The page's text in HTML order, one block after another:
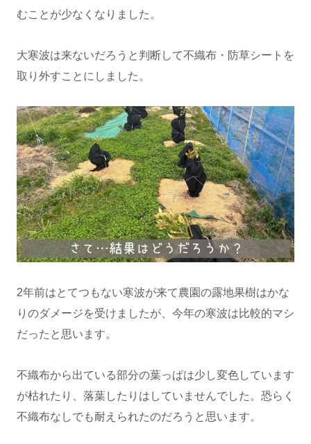
むことが少なくなりました。
大寒波は来ないだろうと判断して不織布・防草シートを
取り外すことにしました。
2年前はとてつもない寒波が来て農園の露地果樹はかな
りのダメージを受けましたが、今年の寒波は比較的マシ
だったと思います。
不織布から出ている部分の葉っぱは少し変色しています
が枯れたり、落葉したりはしていませんでした。恐らく
不織布なしでも耐えられたのだろうと思います。